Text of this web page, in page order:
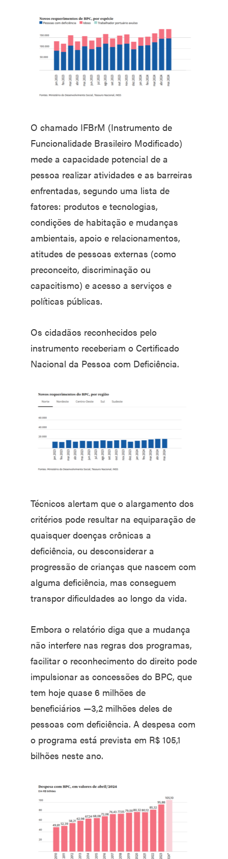
O chamado IFBrM (Instrumento de
Funcionalidade Brasileiro Modificado)
mede a capacidade potencial de a
pessoa realizar atividades e as barreiras
enfrentadas, segundo uma lista de
fatores: produtos e tecnologias,
condições de habitação e mudanças
ambientais, apoio e relacionamentos,
atitudes de pessoas externas (como
preconceito, discriminação ou
capacitismo) e acesso a serviços e
políticas públicas.
Os cidadãos reconhecidos pelo
instrumento receberiam o Certificado
Nacional da Pessoa com Deficiência.
Técnicos alertam que o alargamento dos
critérios pode resultar na equiparação de
quaisquer doenças crônicas a
deficiência, ou desconsiderar a
progressão de crianças que nascem com
alguma deficiência, mas conseguem
transpor dificuldades ao longo da vida.
Embora o relatório diga que a mudança
não interfere nas regras dos programas,
facilitar o reconhecimento do direito pode
impulsionar as concessões do BPC, que
tem hoje quase 6 milhões de
beneficiários —3,2 milhões deles de
pessoas com deficiência. A despesa com
o programa está prevista em R$ 105,1
bilhões neste ano.